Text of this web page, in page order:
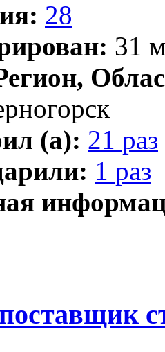
28
31
(а): 21 раз
1 раз